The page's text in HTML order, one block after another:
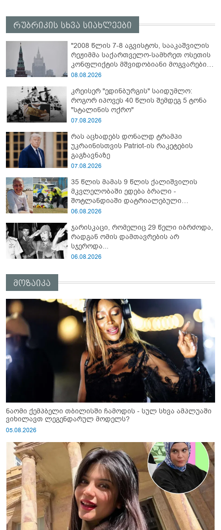
რუბრიკის სხვა სიახლეები
"2008 წლის 7-8 აგვისტოს, სააკაშვილის
რეჟიმმა საქართველო-სამხრეთ ოსეთის
კონფლიქტის მშვიდობიანი მოგვარების
შესახებ ყველა შეთანხმების დარღვევით,
აგრესია განახორციელა" - რუსეთის
საგარეო უწყება
08.08.2026
კრეისერ "ედინბურგის" საიდუმლო:
როგორ იპოვეს 40 წლის შემდეგ 5 ტონა
"სტალინის ოქრო"
07.08.2026
რას აცხადებს დონალდ ტრამპი
უკრაინისთვის Patriot-ის რაკეტების
გაგზავნაზე
07.08.2026
35 წლის მამას 9 წლის ქალიშვილის
მკვლელობაში ედება ბრალი -
შოტლანდიაში დატრიალებული
ტრაგედიის დეტალები
06.08.2026
ჯარისკაცი, რომელიც 29 წელი იბრძოდა,
რადგან ომის დამთავრების არ
სჯეროდა...
06.08.2026
მოზაიკა
ნაომი ქემპბელი თბილისში ჩამოდის - სულ სხვა ამპლუაში
ვიხილავთ ლეგენდარულ მოდელს?
05.08.2026